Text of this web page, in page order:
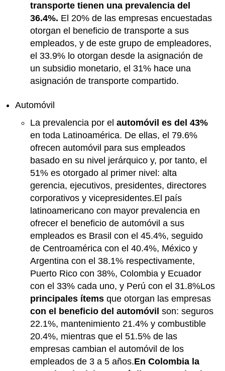
transporte tienen una prevalencia del
36.4%. El 20% de las empresas encuestadas
otorgan el beneficio de transporte a sus
empleados, y de este grupo de empleadores,
el 33.9% lo otorgan desde la asignación de
un subsidio monetario, el 31% hace una
asignación de transporte compartido.
Automóvil
La prevalencia por el automóvil es del 43%
en toda Latinoamérica. De ellas, el 79.6%
ofrecen automóvil para sus empleados
basado en su nivel jerárquico y, por tanto, el
51% es otorgado al primer nivel: alta
gerencia, ejecutivos, presidentes, directores
corporativos y vicepresidentes.El país
latinoamericano con mayor prevalencia en
ofrecer el beneficio de automóvil a sus
empleados es Brasil con el 45.4%, seguido
de Centroamérica con el 40.4%, México y
Argentina con el 38.1% respectivamente,
Puerto Rico con 38%, Colombia y Ecuador
con el 33% cada uno, y Perú con el 31.8%Los
principales ítems que otorgan las empresas
con el beneficio del automóvil son: seguros
22.1%, mantenimiento 21.4% y combustible
20.4%, mientras que el 51.5% de las
empresas cambian el automóvil de los
empleados de 3 a 5 años.En Colombia la